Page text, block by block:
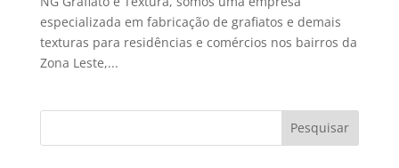
especializada em fabricação de grafiatos e demais
texturas para residências e comércios nos bairros da
Zona Leste,...